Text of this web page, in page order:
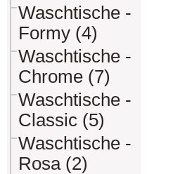
Waschtische -
Formy (4)
Waschtische -
Chrome (7)
Waschtische -
Classic (5)
Waschtische -
Rosa (2)